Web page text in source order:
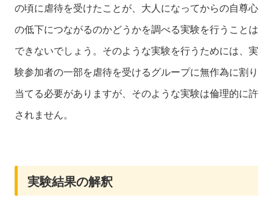
の頃に虐待を受けたことが、大人になってからの自尊心
の低下につながるのかどうかを調べる実験を行うことは
できないでしょう。そのような実験を行うためには、実
験参加者の一部を虐待を受けるグループに無作為に割り
当てる必要がありますが、そのような実験は倫理的に許
されません。
実験結果の解釈